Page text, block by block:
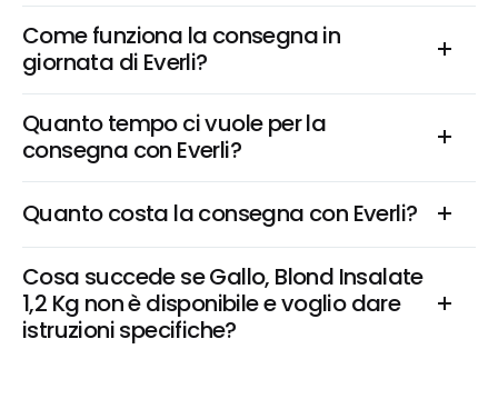
Come funziona la consegna in
giornata di Everli?
Quanto tempo ci vuole per la
consegna con Everli?
Quanto costa la consegna con Everli?
Cosa succede se Gallo, Blond Insalate
1,2 Kg non è disponibile e voglio dare
istruzioni specifiche?